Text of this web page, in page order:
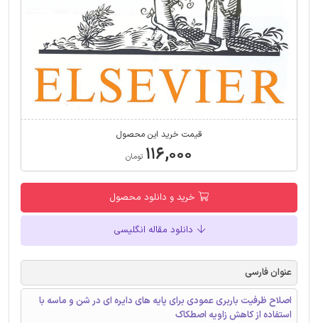
قیمت خرید این محصول
۱۱۶,۰۰۰ تومان
خرید و دانلود محصول
دانلود مقاله انگلیسی
عنوان فارسی
اصلاح ظرفیت باربری عمودی برای پایه های دایره ای در شن و ماسه با
استفاده از کاهش زاویه اصطکاک